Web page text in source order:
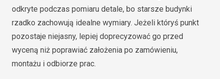
odkryte podczas pomiaru detale, bo starsze budynki
rzadko zachowują idealne wymiary. Jeżeli któryś punkt
pozostaje niejasny, lepiej doprecyzować go przed
wyceną niż poprawiać założenia po zamówieniu,
montażu i odbiorze prac.